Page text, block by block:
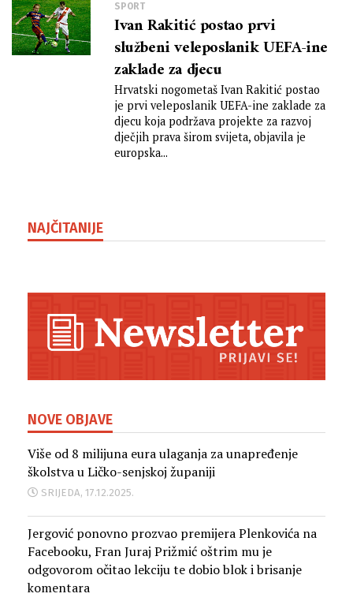
SPORT
Ivan Rakitić postao prvi
službeni veleposlanik UEFA-ine
zaklade za djecu
Hrvatski nogometaš Ivan Rakitić postao
je prvi veleposlanik UEFA-ine zaklade za
djecu koja podržava projekte za razvoj
dječjih prava širom svijeta, objavila je
europska...
NAJČITANIJE
NOVE OBJAVE
Više od 8 milijuna eura ulaganja za unapređenje
školstva u Ličko-senjskoj županiji
SRIJEDA, 17.12.2025.
Jergović ponovno prozvao premijera Plenkovića na
Facebooku, Fran Juraj Prižmić oštrim mu je
odgovorom očitao lekciju te dobio blok i brisanje
komentara